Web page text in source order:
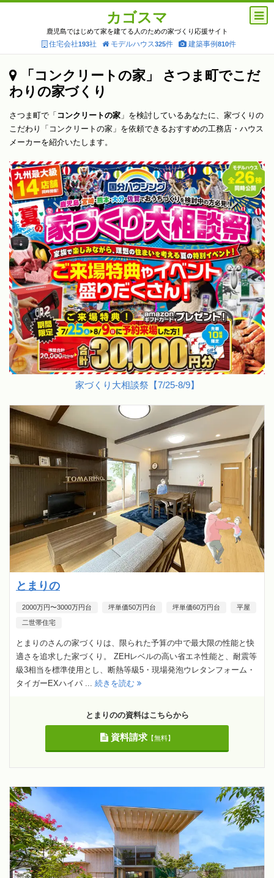
カゴスマ
鹿児島ではじめて家を建てる人のための家づくり応援サイト
住宅会社193社 モデルハウス325件 建築事例810件
「コンクリートの家」 さつま町でこだ
わりの家づくり
さつま町で「 コンクリートの家 」を検討しているあなたに、家づくりの
こだわり「コンクリートの家」を依頼できるおすすめの工務店・ハウス
メーカーを紹介いたします。
家づくり大相談祭【7/25-8/9】
とまりの
2000万円〜3000万円台 坪単価50万円台 坪単価60万円台 平屋
二世帯住宅
とまりのさんの家づくりは、限られた予算の中で最大限の性能と快
適さを追求した家づくり。 ZEHレベルの高い省エネ性能と、耐震等
級3相当を標準使用とし、断熱等級5・現場発泡ウレタンフォーム・
タイガーEXハイパ ... 続きを読む
とまりのの資料はこちらから
資料請求【無料】